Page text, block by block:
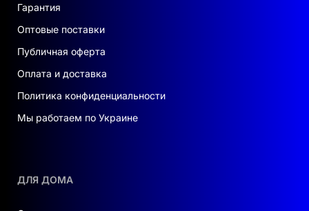
Гарантия
Оптовые поставки
Публичная оферта
Оплата и доставка
Политика конфиденциальности
Мы работаем по Украине
ДЛЯ ДОМА